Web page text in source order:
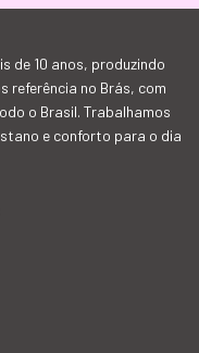
de 10 anos, produzindo
referência no Brás, com
o Brasil. Trabalhamos
e conforto para o dia